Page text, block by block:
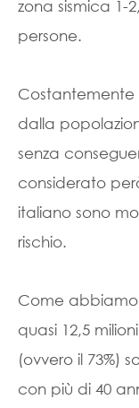
zona sismica 1-
persone.
Costantemente
dalla
senza
considerato
italiano sono
rischio.
Come
quasi 12,5
(ovvero il 73%)
con più di 40